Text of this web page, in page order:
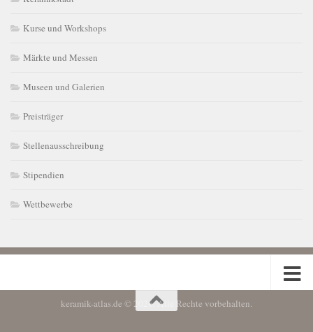
Kurse und Workshops
Märkte und Messen
Museen und Galerien
Preisträger
Stellenausschreibung
Stipendien
Wettbewerbe
keramik-atlas.de © 2026. Alle Rechte vorbehalten.